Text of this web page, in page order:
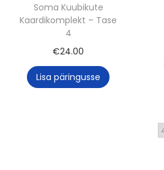
Soma Kuubikute
Kaardikomplekt – Tase
4
€24.00
Lisa päringusse